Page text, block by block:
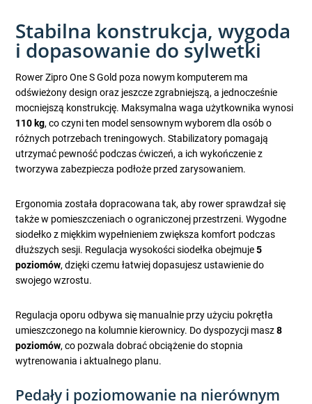
Stabilna konstrukcja, wygoda
i dopasowanie do sylwetki
Rower Zipro One S Gold poza nowym komputerem ma
odświeżony design oraz jeszcze zgrabniejszą, a jednocześnie
mocniejszą konstrukcję. Maksymalna waga użytkownika wynosi
110 kg, co czyni ten model sensownym wyborem dla osób o
różnych potrzebach treningowych. Stabilizatory pomagają
utrzymać pewność podczas ćwiczeń, a ich wykończenie z
tworzywa zabezpiecza podłoże przed zarysowaniem.
Ergonomia została dopracowana tak, aby rower sprawdzał się
także w pomieszczeniach o ograniczonej przestrzeni. Wygodne
siodełko z miękkim wypełnieniem zwiększa komfort podczas
dłuższych sesji. Regulacja wysokości siodełka obejmuje5
poziomów, dzięki czemu łatwiej dopasujesz ustawienie do
swojego wzrostu.
Regulacja oporu odbywa się manualnie przy użyciu pokrętła
umieszczonego na kolumnie kierownicy. Do dyspozycji masz8
poziomów, co pozwala dobrać obciążenie do stopnia
wytrenowania i aktualnego planu.
Pedały i poziomowanie na nierównym